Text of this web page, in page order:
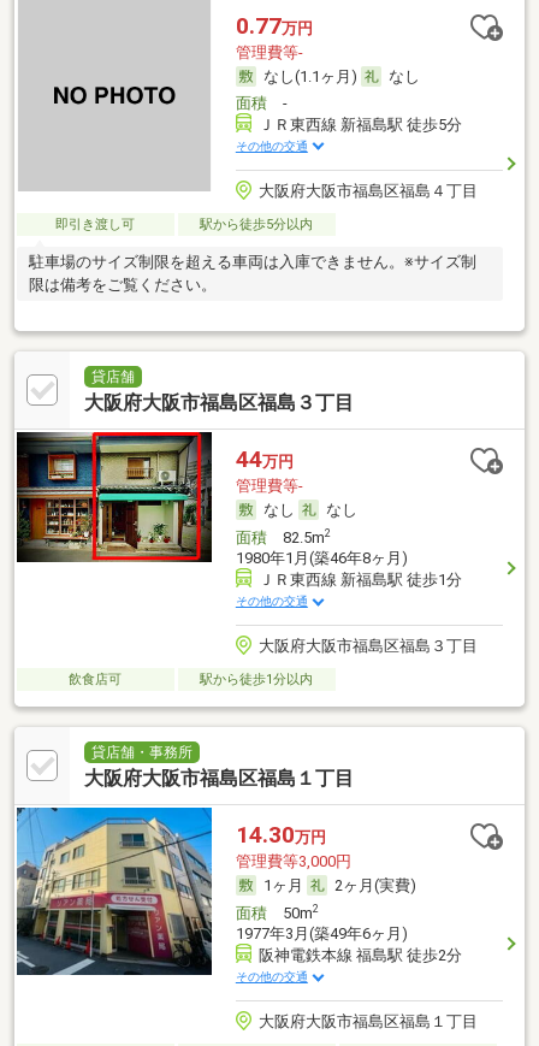
0.77万円
管理費等-
なし(1.1ヶ月)
なし
面積-
ＪＲ東西線 新福島駅 徒歩5分
その他の交通
大阪府大阪市福島区福島４丁目
即引き渡し可 駅から徒歩5分以内
駐車場のサイズ制限を超える車両は入庫できません。※サイズ制
限は備考をご覧ください。
貸店舗
大阪府大阪市福島区福島３丁目
44万円
管理費等-
なし
なし
面積82.5m2
1980年1月(築46年8ヶ月)
ＪＲ東西線 新福島駅 徒歩1分
その他の交通
大阪府大阪市福島区福島３丁目
飲食店可 駅から徒歩1分以内
貸店舗・事務所
大阪府大阪市福島区福島１丁目
14.30万円
管理費等3,000円
1ヶ月
2ヶ月(実費)
面積50m2
1977年3月(築49年6ヶ月)
阪神電鉄本線 福島駅 徒歩2分
その他の交通
大阪府大阪市福島区福島１丁目